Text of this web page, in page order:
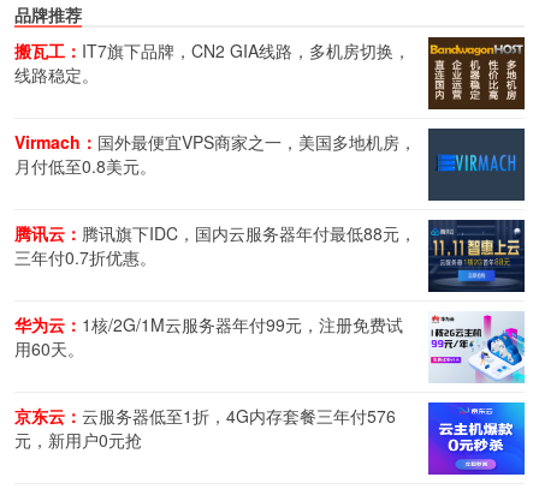
品牌推荐
搬瓦工： IT7旗下品牌，CN2 GIA线路，多机房切换，
线路稳定。
Virmach： 国外最便宜VPS商家之一，美国多地机房，
月付低至0.8美元。
腾讯云： 腾讯旗下IDC，国内云服务器年付最低88元，
三年付0.7折优惠。
华为云： 1核/2G/1M云服务器年付99元，注册免费试
用60天。
京东云： 云服务器低至1折，4G内存套餐三年付576
元，新用户0元抢